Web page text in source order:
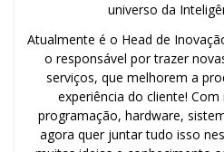
universo da
Atualmente é o Head de
o responsável por trazer
serviços, que melhorem a
experiência do cliente!
programação, hardware,
agora quer juntar tudo isso